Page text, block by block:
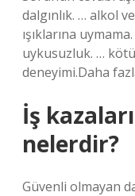
dalgınlık. … alkol
ışıklarına
uykusuzluk. …
deneyimi.Daha
İş
nelerdir?
Güvenli olmayan